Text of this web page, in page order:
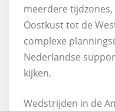
meerdere
Oostkust tot de
complexe
Nederlandse
kijken.
Wedstrijden in de